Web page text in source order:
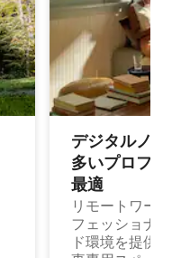
デジタルノ
多⁠いプ⁠ロ⁠フ⁠
最⁠適
リモートワー
フェッショナ
ド環境を提供